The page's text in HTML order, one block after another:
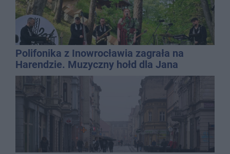
Polifonika z Inowrocławia zagrała na
Harendzie. Muzyczny hołd dla Jana
Kasprowicza